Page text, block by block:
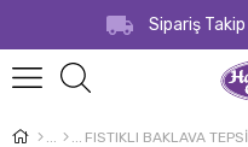
Sipariş Takip
FISTIKLI BAKLAVA TEPSİ